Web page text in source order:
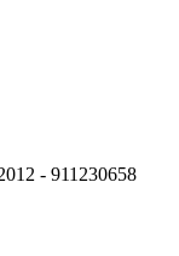
- 911230658